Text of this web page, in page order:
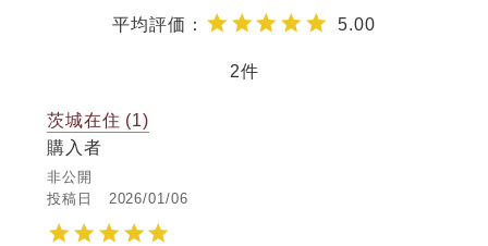
5.00
2
茨城在住
1
購入者
非公開
投稿日
2026/01/06